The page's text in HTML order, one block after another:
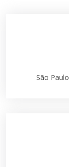
São